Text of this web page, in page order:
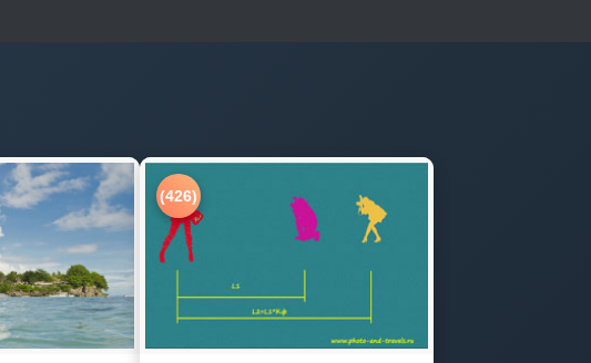
(426)